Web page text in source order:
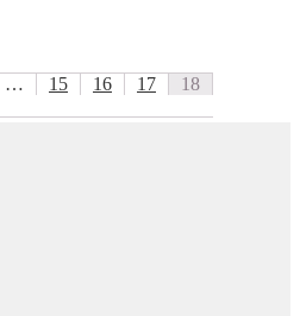
… 15 16 17 18